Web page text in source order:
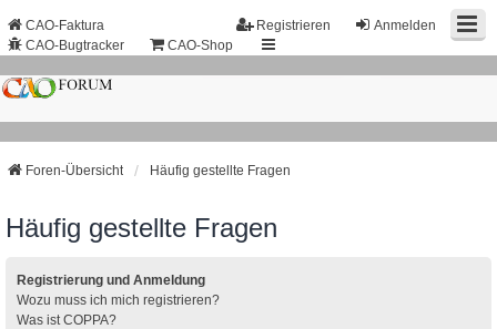
Anmelden
Registrieren
CAO-Faktura
CAO-Bugtracker
CAO-Shop
Foren-Übersicht Häufig gestellte Fragen
Häufig gestellte Fragen
Registrierung und Anmeldung
Wozu muss ich mich registrieren?
Was ist COPPA?